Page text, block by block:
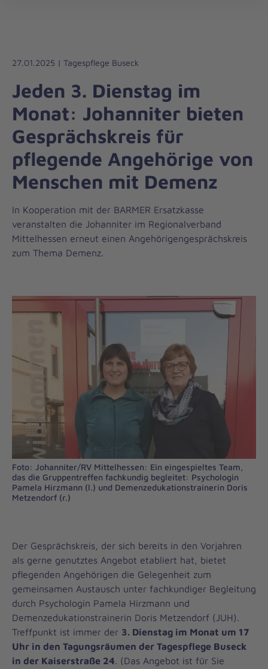
27.01.2025 | Tagespflege Buseck
Jeden 3. Dienstag im
Monat: Johanniter bieten
Gesprächskreis für
pflegende Angehörige von
Menschen mit Demenz
In Kooperation mit der BARMER Ersatzkasse
veranstalten die Johanniter im Regionalverband
Mittelhessen erneut einen Angehörigengesprächskreis
zum Thema Demenz.
Foto: Johanniter/RV Mittelhessen: Ein eingespieltes Team,
das die Gruppentreffen fachkundig begleitet: Psychologin
Pamela Hirzmann (l.) und Demenzedukationstrainerin Doris
Metzendorf (r.)
Der Gesprächskreis, der sich bereits in den Vorjahren
als gerne genutztes Angebot etabliert hat, bietet
pflegenden Angehörigen die Gelegenheit zum
gemeinsamen Austausch unter fachkundiger Begleitung
durch Psychologin Pamela Hirzmann und
Demenzedukationstrainerin Doris Metzendorf (JUH).
Treffpunkt ist immer der 3. Dienstag im Monat um 17
Uhr in den Tagungsräumen der Tagespflege Buseck
in der Kaiserstraße 24. (Das Angebot ist für Sie